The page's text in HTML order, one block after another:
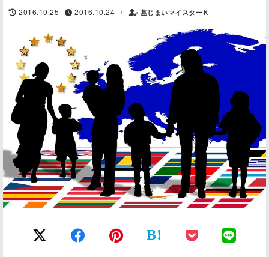
2016.10.25 2016.10.24 / 墓じまいマイスターＫ
B!